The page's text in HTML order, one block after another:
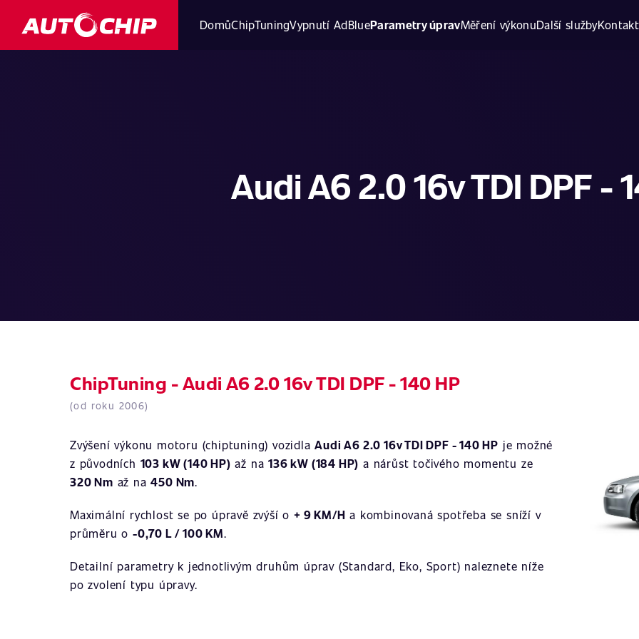
DomůChipTuningVypnutí AdBlueParametry úpravMěření výkonuDalší službyKontakt
Audi A6 2.0 16v TDI DPF -
ChipTuning - Audi A6 2.0 16v TDI DPF - 140 HP
(od roku 2006)
Zvýšení výkonu motoru (chiptuning) vozidlaAudi A6 2.0 16v TDI DPF - 140 HP je možné
z původních 103 kW (140 HP) až na136 kW (184 HP) a nárůst točivého momentu ze
320 Nm až na450 Nm.
Maximální rychlost se po úpravě zvýší o + 9 KM/H a kombinovaná spotřeba se sníží v
průměru o-0,70 L / 100 KM.
Detailní parametry k jednotlivým druhům úprav (Standard, Eko, Sport) naleznete níže
po zvolení typu úpravy.